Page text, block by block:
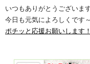
いつもありがとうございま
今日も元気によろしくです
ポチッと応援お願いします！